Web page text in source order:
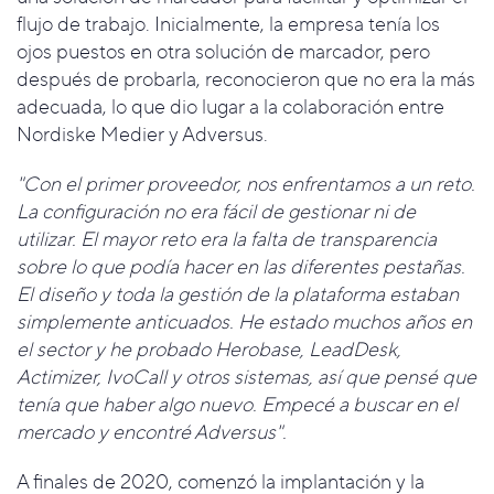
flujo de trabajo. Inicialmente, la empresa tenía los
ojos puestos en otra solución de marcador, pero
después de probarla, reconocieron que no era la más
adecuada, lo que dio lugar a la colaboración entre
Nordiske Medier y Adversus.
"Con el primer proveedor, nos enfrentamos a un reto.
La configuración no era fácil de gestionar ni de
utilizar. El mayor reto era la falta de transparencia
sobre lo que podía hacer en las diferentes pestañas.
El diseño y toda la gestión de la plataforma estaban
simplemente anticuados. He estado muchos años en
el sector y he probado Herobase, LeadDesk,
Actimizer, IvoCall y otros sistemas, así que pensé que
tenía que haber algo nuevo. Empecé a buscar en el
mercado y encontré Adversus".
A finales de 2020, comenzó la implantación y la